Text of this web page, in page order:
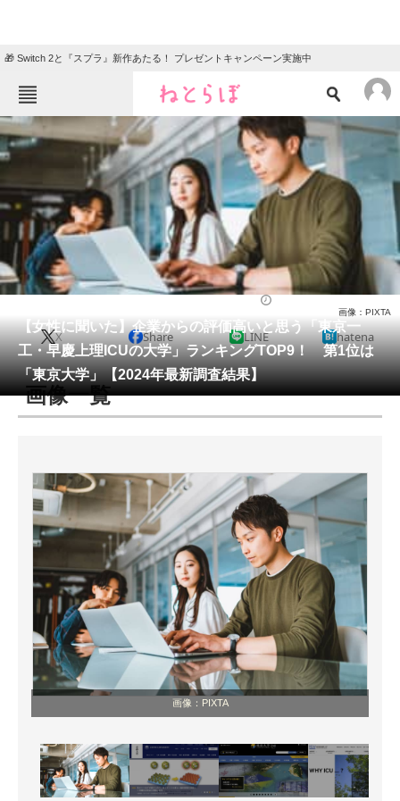
🎁 Switch 2と『スプラ』新作あたる！ プレゼントキャンペーン実施中
ねとらぼメニュー
TOP ニュース
クイズ
グルメ 地域
住まい 教育・育児
動物 リサーチ
会員記事
メディア
注目記事を集めた総合ページ
スマホと通信の最新トレンド
進化するPCとデバイスの未来
好きが集まる 比べて選べる
ビジネスと働き方のヒント
AI活用のいまが分かる
企業ITのトレンドを詳説
経営リーダーのコミュニティ
マーケ×ITの今がよく分かる
ITエンジニア向け専門サイト
【女性に聞いた】企業からの評価高いと思う「東京一
工・早慶上理ICUの大学」ランキングTOP9！ 第1位は
「東京大学」【2024年最新調査結果】
画像：PIXTA
X Share LINE hatena
画像一覧
画像：PIXTA